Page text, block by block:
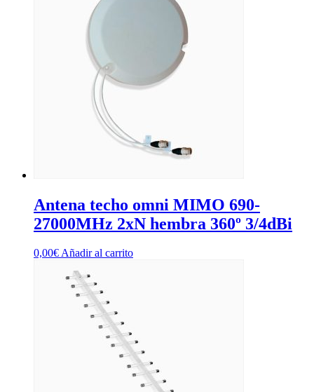
Antena techo omni MIMO 690-
27000MHz 2xN hembra 360º 3/4dBi
0,00€Añadir al carrito